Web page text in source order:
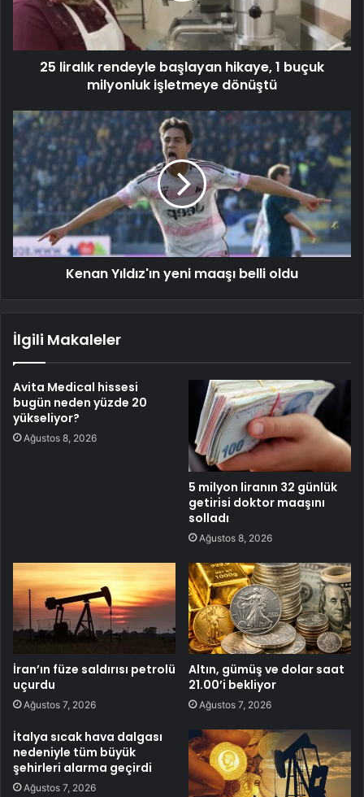
25 liralık rendeyle başlayan hikaye, 1 buçuk
milyonluk işletmeye dönüştü
Kenan Yıldız'ın yeni maaşı belli oldu
İlgili Makaleler
Avita Medical hissesi
bugün neden yüzde 20
yükseliyor?
Ağustos 8, 2026
5 milyon liranın 32 günlük
getirisi doktor maaşını
solladı
Ağustos 8, 2026
İran’ın füze saldırısı petrolü
uçurdu
Ağustos 7, 2026
Altın, gümüş ve dolar saat
21.00’i bekliyor
Ağustos 7, 2026
İtalya sıcak hava dalgası
nedeniyle tüm büyük
şehirleri alarma geçirdi
Ağustos 7, 2026